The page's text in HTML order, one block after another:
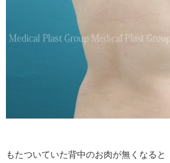
もたついていた背中のお肉が無くなると